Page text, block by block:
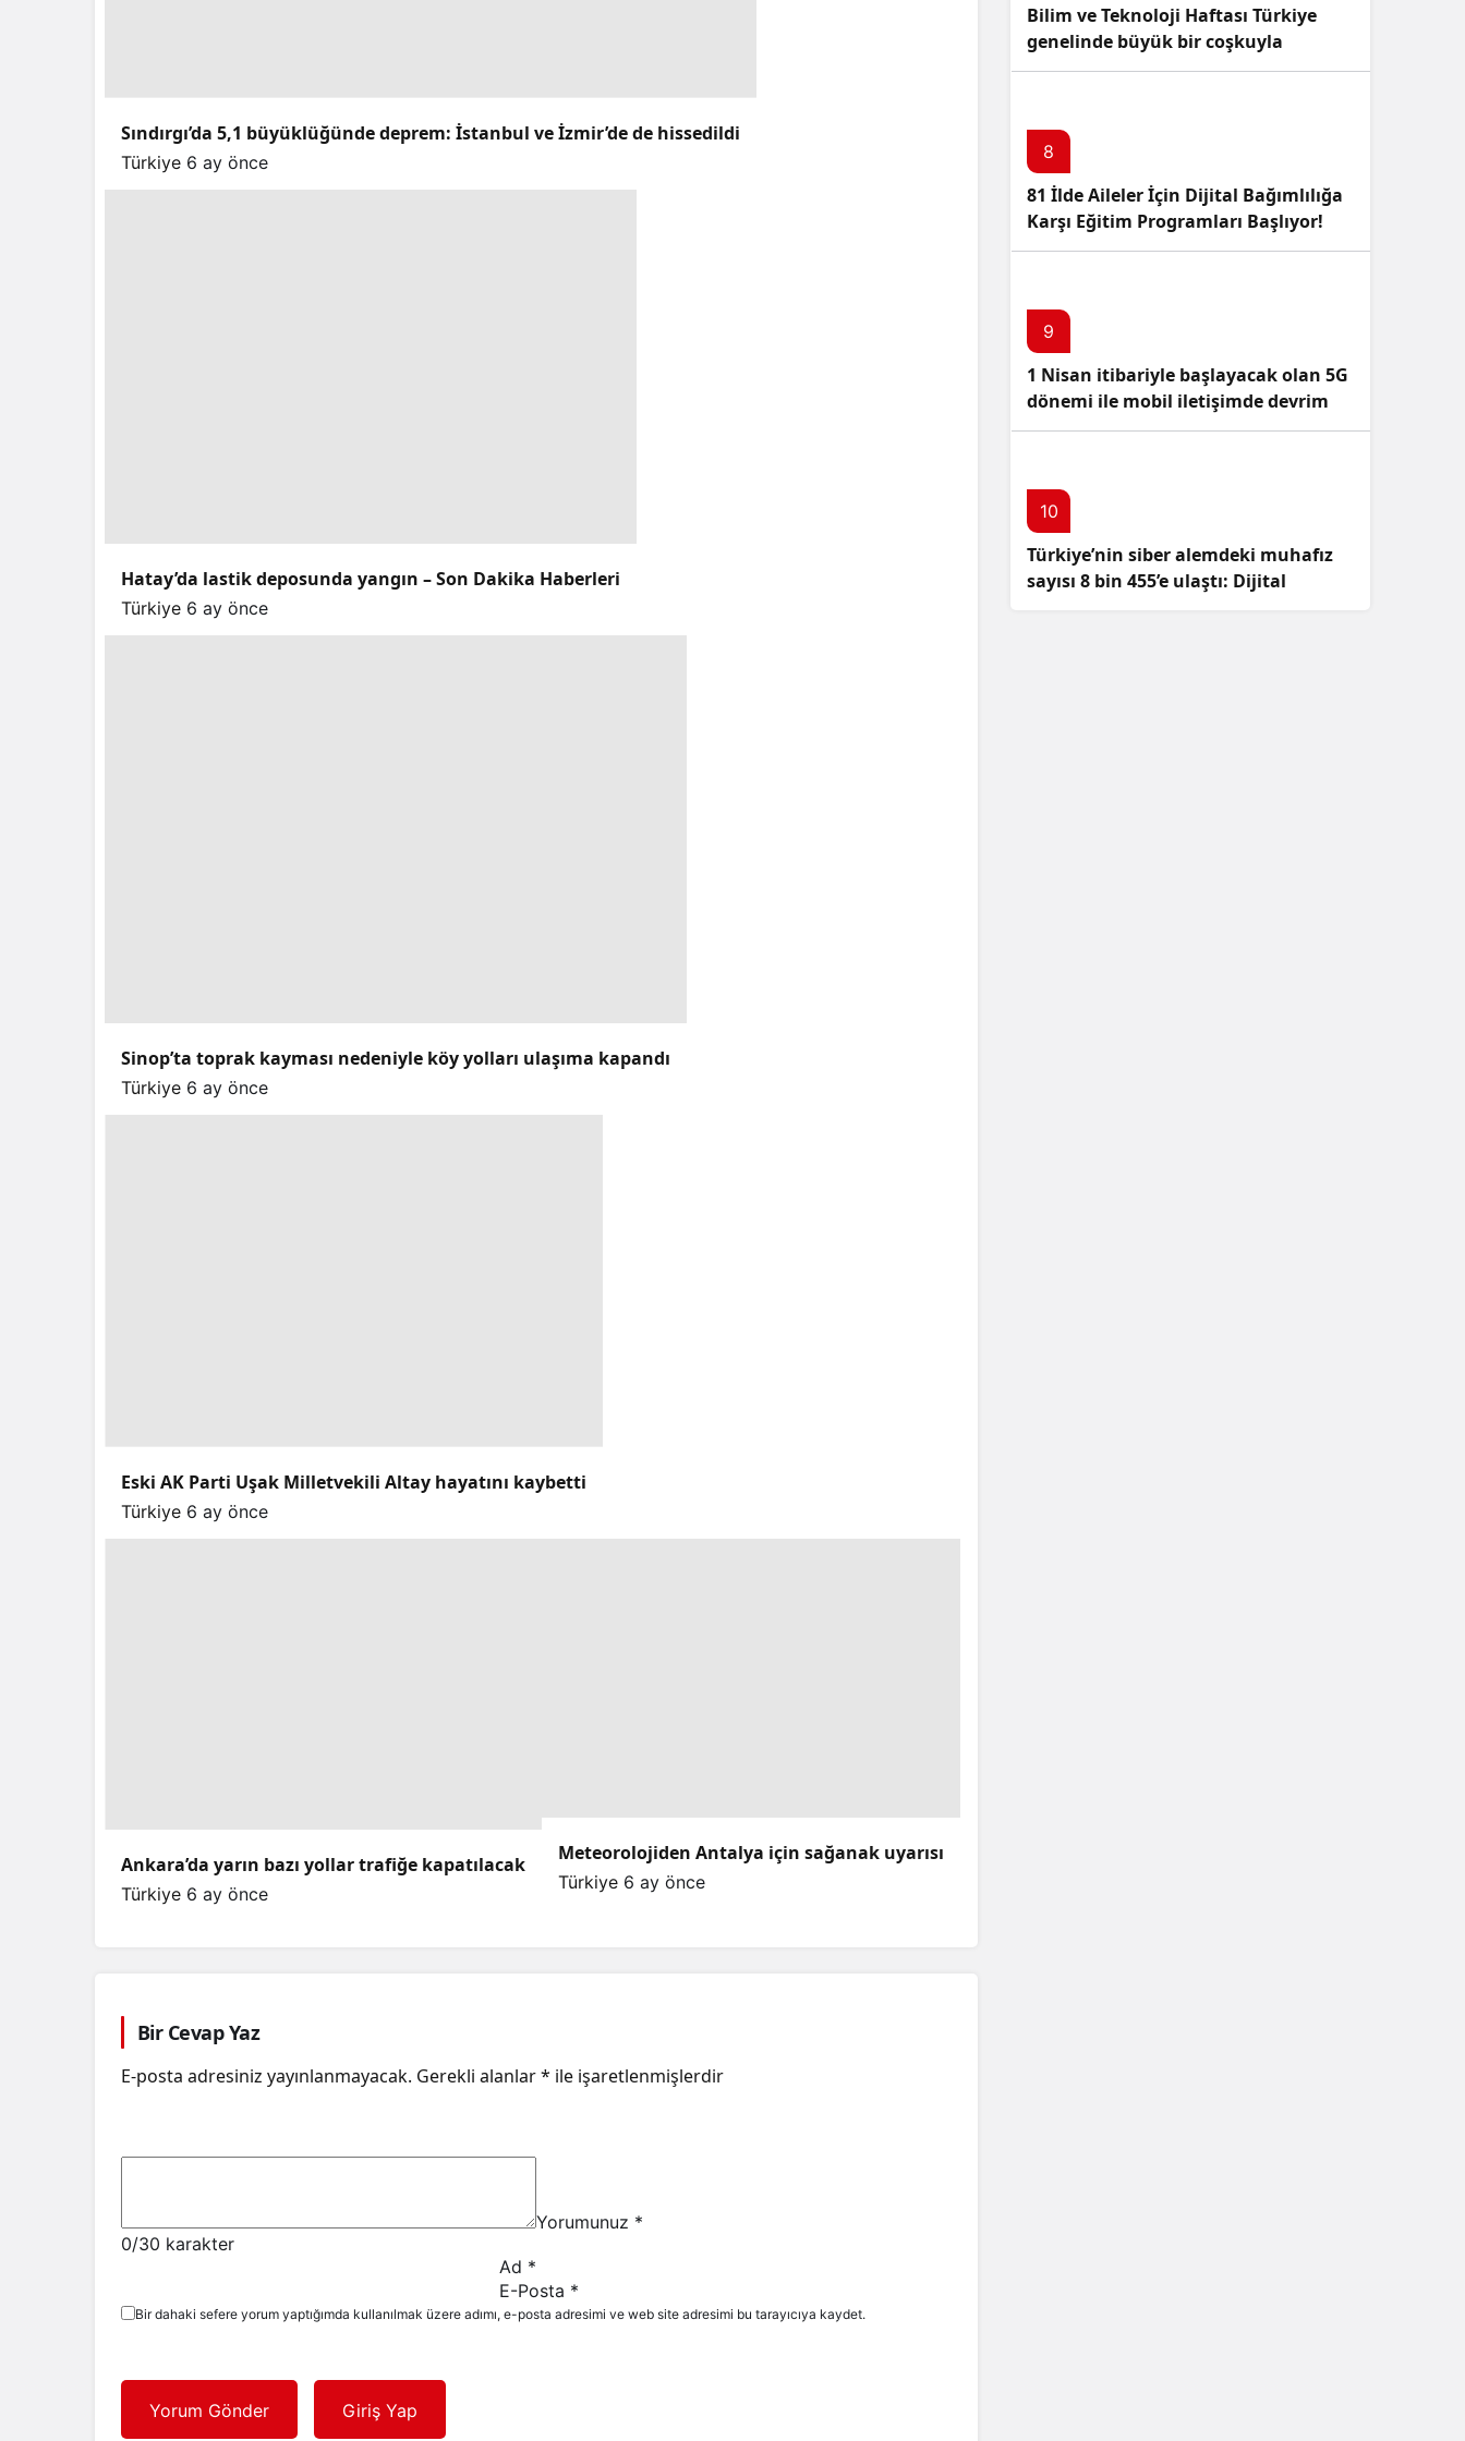
Sındırgı’da 5,1 büyüklüğünde deprem: İstanbul ve İzmir’de de hissedildi
Türkiye 6 ay önce
Hatay’da lastik deposunda yangın – Son Dakika Haberleri
Türkiye 6 ay önce
Sinop’ta toprak kayması nedeniyle köy yolları ulaşıma kapandı
Türkiye 6 ay önce
Eski AK Parti Uşak Milletvekili Altay hayatını kaybetti
Türkiye 6 ay önce
Ankara’da yarın bazı yollar trafiğe kapatılacak
Türkiye 6 ay önce
Meteorolojiden Antalya için sağanak uyarısı
Türkiye 6 ay önce
Bir Cevap Yaz
E-posta adresiniz yayınlanmayacak. Gerekli alanlar* ile işaretlenmişlerdir
Yorumunuz *
0/30 karakter
Ad *
E-Posta *
Bir dahaki sefere yorum yaptığımda kullanılmak üzere adımı, e-posta adresimi ve web site adresimi bu tarayıcıya kaydet.
Yorum Gönder Giriş Yap
Bilim ve Teknoloji Haftası Türkiye
genelinde büyük bir coşkuyla
kutlandı: İşte Etkinlikler ve
8
81 İlde Aileler İçin Dijital Bağımlılığa
Karşı Eğitim Programları Başlıyor!
9
1 Nisan itibariyle başlayacak olan 5G
dönemi ile mobil iletişimde devrim
başlıyor!
10
Türkiye’nin siber alemdeki muhafız
sayısı 8 bin 455’e ulaştı: Dijital